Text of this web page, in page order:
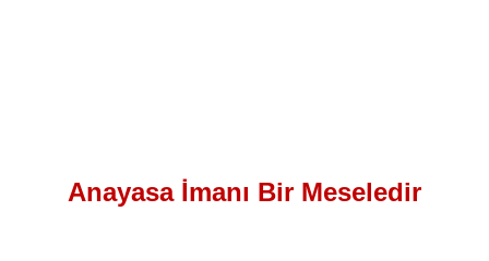
Anayasa İmanı Bir Meseledir